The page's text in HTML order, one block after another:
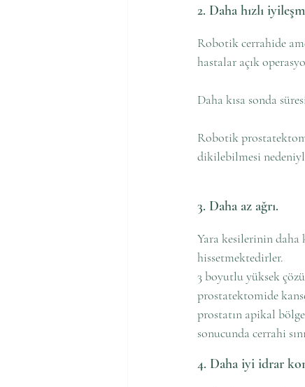
2. Daha hızlı
Robotik cerrahide
hastalar açık
Daha kısa sonda
Robotik
dikilebilmesi
3. Daha az ağrı.
Yara kesilerinin daha
hissetmektedirler.
3 boyutlu yüksek
prostatektomide
prostatın apikal
sonucunda cerrahi
4. Daha iyi idrar